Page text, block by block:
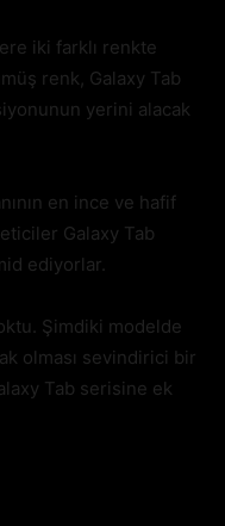
iki farklı renkte
renk, Galaxy Tab
yerini alacak
en ince ve hafif
Galaxy Tab
ediyorlar.
Şimdiki modelde
olması sevindirici bir
Tab serisine ek